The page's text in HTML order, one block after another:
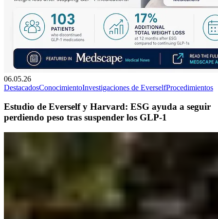
06.05.26
DestacadosConocimientoInvestigaciones de EverselfProcedimientos
Estudio de Everself y Harvard: ESG ayuda a seguir
perdiendo peso tras suspender los GLP-1